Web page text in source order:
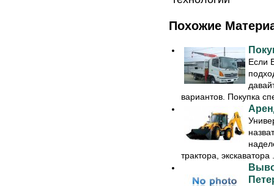
Похожие
Если
вариантов. Покупка
трактора, экскаватора